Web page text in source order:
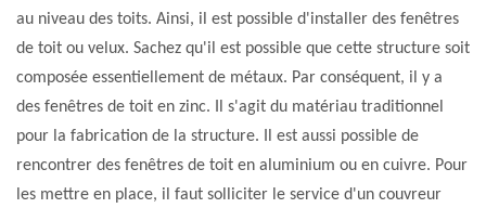
au niveau des toits. Ainsi, il est possible d'installer des fenêtres
de toit ou velux. Sachez qu'il est possible que cette structure soit
composée essentiellement de métaux. Par conséquent, il y a
des fenêtres de toit en zinc. Il s'agit du matériau traditionnel
pour la fabrication de la structure. Il est aussi possible de
rencontrer des fenêtres de toit en aluminium ou en cuivre. Pour
les mettre en place, il faut solliciter le service d'un couvreur